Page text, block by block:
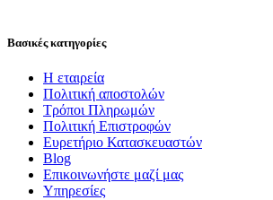
Βασικές κατηγορίες
Η εταιρεία
Πολιτική αποστολών
Τρόποι Πληρωμών
Πολιτική Επιστροφών
Ευρετήριο Κατασκευαστών
Blog
Επικοινωνήστε μαζί μας
Υπηρεσίες